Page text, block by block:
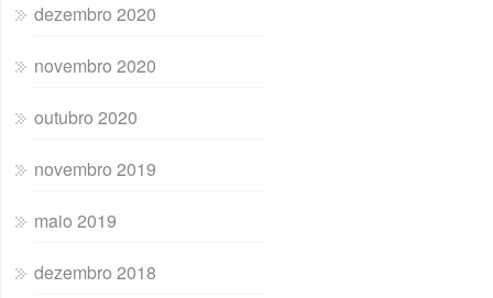
dezembro 2020
novembro 2020
outubro 2020
novembro 2019
maio 2019
dezembro 2018